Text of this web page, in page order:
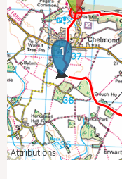
1
Attributions